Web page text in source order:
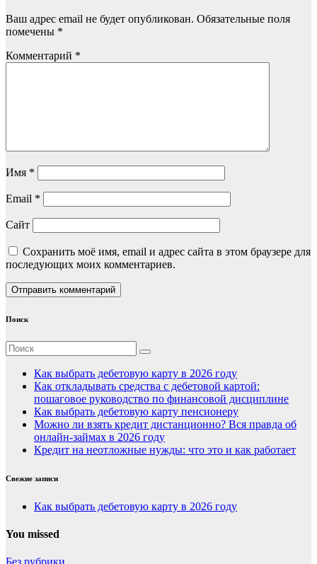
Ваш адрес email не будет опубликован. Обязательные поля
помечены *
Комментарий *
Имя *
Email *
Сайт
Сохранить моё имя, email и адрес сайта в этом браузере для
последующих моих комментариев.
Поиск
Как выбрать дебетовую карту в 2026 году
Как откладывать средства с дебетовой картой:
пошаговое руководство по финансовой дисциплине
Как выбрать дебетовую карту пенсионеру
Можно ли взять кредит дистанционно? Вся правда об
онлайн-займах в 2026 году
Кредит на неотложные нужды: что это и как работает
Свежие записи
Как выбрать дебетовую карту в 2026 году
You missed